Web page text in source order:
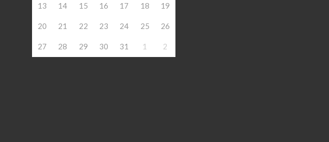
13 14 15 16 17 18 19
20 21 22 23 24 25 26
27 28 29 30 31 1 2